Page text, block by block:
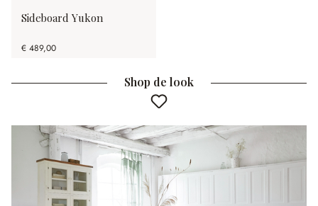
Sideboard Yukon
€ 489,00
Shop de look